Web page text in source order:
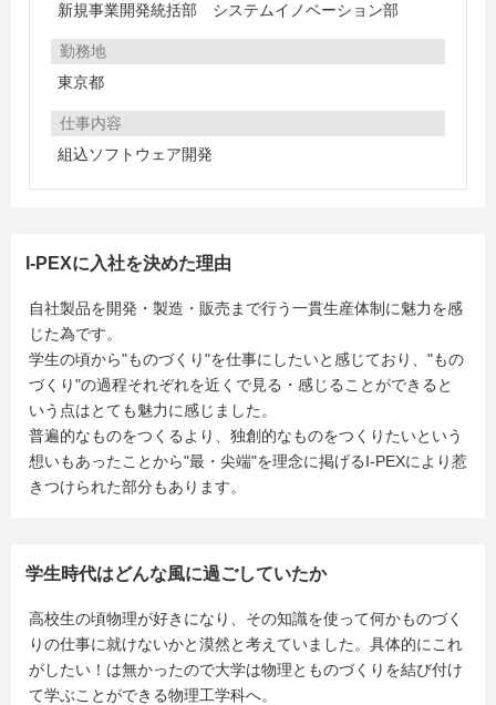
新規事業開発統括部 システムイノベーション部
勤務地
東京都
仕事内容
組込ソフトウェア開発
I-PEXに入社を決めた理由
自社製品を開発・製造・販売まで行う一貫生産体制に魅力を感
じた為です。
学生の頃から"ものづくり"を仕事にしたいと感じており、"もの
づくり"の過程それぞれを近くで見る・感じることができると
いう点はとても魅力に感じました。
普遍的なものをつくるより、独創的なものをつくりたいという
想いもあったことから"最・尖端"を理念に掲げるI-PEXにより惹
きつけられた部分もあります。
学生時代はどんな風に過ごしていたか
高校生の頃物理が好きになり、その知識を使って何かものづく
りの仕事に就けないかと漠然と考えていました。具体的にこれ
がしたい！は無かったので大学は物理とものづくりを結び付け
て学ぶことができる物理工学科へ。